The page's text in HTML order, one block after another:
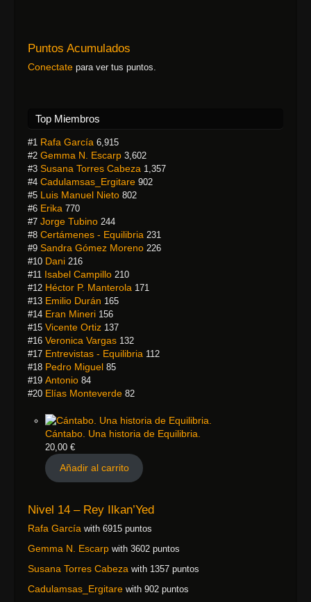
Puntos Acumulados
Conectate para ver tus puntos.
Top Miembros
#1 Rafa García 6,915
#2 Gemma N. Escarp 3,602
#3 Susana Torres Cabeza 1,357
#4 Cadulamsas_Ergitare 902
#5 Luis Manuel Nieto 802
#6 Erika 770
#7 Jorge Tubino 244
#8 Certámenes - Equilibria 231
#9 Sandra Gómez Moreno 226
#10 Dani 216
#11 Isabel Campillo 210
#12 Héctor P. Manterola 171
#13 Emilio Durán 165
#14 Eran Mineri 156
#15 Vicente Ortiz 137
#16 Veronica Vargas 132
#17 Entrevistas - Equilibria 112
#18 Pedro Miguel 85
#19 Antonio 84
#20 Elías Monteverde 82
Cántabo. Una historia de Equilibria.
20,00 €
Añadir al carrito
Nivel 14 – Rey Ilkan’Yed
Rafa García with 6915 puntos
Gemma N. Escarp with 3602 puntos
Susana Torres Cabeza with 1357 puntos
Cadulamsas_Ergitare with 902 puntos